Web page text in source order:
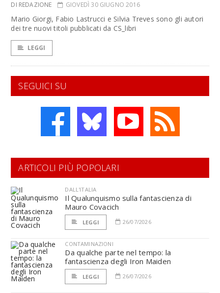
DI REDAZIONE GIOVEDÌ 30 GIUGNO 2016
Mario Giorgi, Fabio Lastrucci e Silvia Treves sono gli autori
dei tre nuovi titoli pubblicati da CS_libri
LEGGI
SEGUICI SU
ARTICOLI PIÙ POPOLARI
DALL'ITALIA
Il Qualunquismo sulla fantascienza di
Mauro Covacich
LEGGI 26/07/2026
CONTAMINAZIONI
Da qualche parte nel tempo: la
fantascienza degli Iron Maiden
LEGGI 26/07/2026